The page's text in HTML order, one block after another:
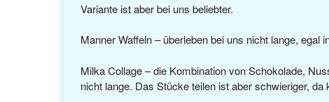
Variante ist aber bei uns beliebter.
Manner Waffeln – überleben bei uns nicht lange,
Milka Collage – die Kombination von Schokolade,
nicht lange. Das Stücke teilen ist aber schwieriger,